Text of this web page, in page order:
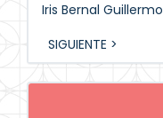
Iris Bernal Guillermo
SIGUIENTE >